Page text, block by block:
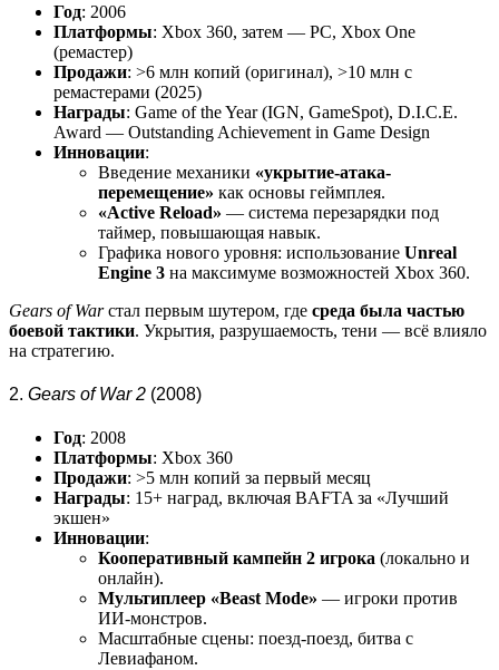
Год: 2006
Платформы: Xbox 360, затем — PC, Xbox One
(ремастер)
Продажи: >6 млн копий (оригинал), >10 млн с
ремастерами (2025)
Награды: Game of the Year (IGN, GameSpot), D.I.C.E.
Award — Outstanding Achievement in Game Design
Инновации:
Введение механики «укрытие-атака-
перемещение» как основы геймплея.
«Active Reload» — система перезарядки под
таймер, повышающая навык.
Графика нового уровня: использование Unreal
Engine 3 на максимуме возможностей Xbox 360.
Gears of Warстал первым шутером, где среда была частью
боевой тактики. Укрытия, разрушаемость, тени — всё влияло
на стратегию.
2. Gears of War 2 (2008)
Год: 2008
Платформы: Xbox 360
Продажи: >5 млн копий за первый месяц
Награды: 15+ наград, включая BAFTA за «Лучший
экшен»
Инновации:
Кооперативный кампейн 2 игрока (локально и
онлайн).
Мультиплеер «Beast Mode» — игроки против
ИИ-монстров.
Масштабные сцены: поезд-поезд, битва с
Левиафаном.